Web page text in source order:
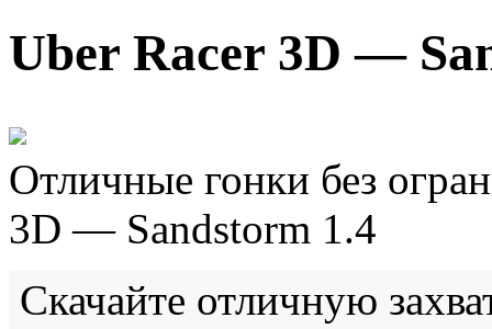
Uber Racer 3D —
Отличные гонки без
3D — Sandstorm 1.4
Скачайте отличную